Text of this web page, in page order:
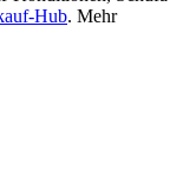
Hub. Mehr